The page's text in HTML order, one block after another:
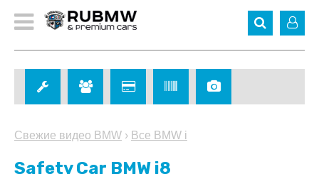
Свежие видео BMW › Все BMW i
Safety Car BMW i8